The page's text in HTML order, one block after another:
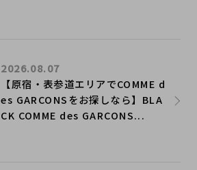
【原宿・表参道エリアでCOMME d
es GARCONSをお探しなら】BLA
CK COMME des GARCONS...
2026.08.07